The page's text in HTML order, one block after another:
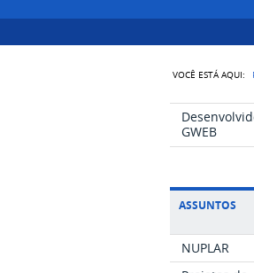
VOCÊ ESTÁ AQUI:
GWEB
ASSUNTOS
NUPLAR